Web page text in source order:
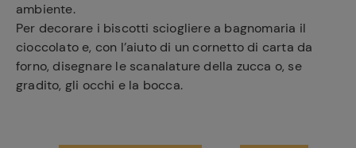
ambiente.
Per decorare i biscotti sciogliere a bagnomaria il
cioccolato e, con l’aiuto di un cornetto di carta da
forno, disegnare le scanalature della zucca o, se
gradito, gli occhi e la bocca.